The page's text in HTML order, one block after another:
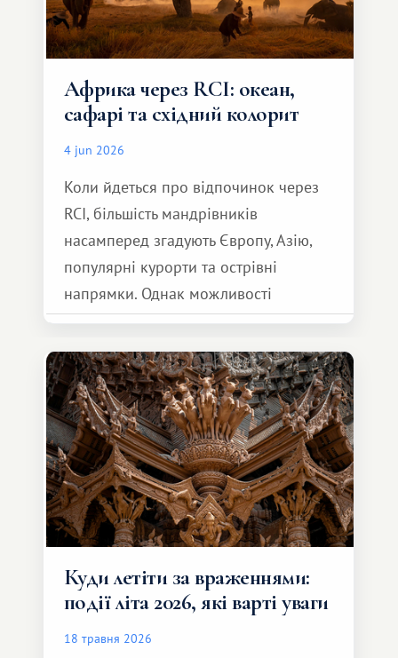
Африка через RCI: океан,
сафарі та східний колорит
4 jun 2026
Коли йдеться про відпочинок через
RCI, більшість мандрівників
насамперед згадують Європу, Азію,
популярні курорти та острівні
напрямки. Однак можливості
обмінної системи значно ширші.
Серед них є і Африка – континент,
який здатний подарувати зовсім
інший формат подорожі.
Куди летіти за враженнями:
події літа 2026, які варті уваги
18 травня 2026